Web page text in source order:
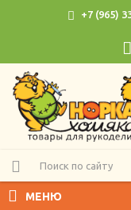
+7 (965)
МЕНЮ